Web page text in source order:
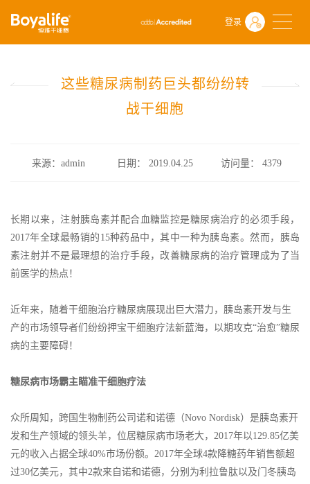
登录
首页 什么是干细胞
行业政策
这些糖尿病制药巨头都纷纷转战干细胞
这些糖尿病制药巨头都纷纷转
战干细胞
来源：admin 日期： 2019.04.25 访问量：4379
长期以来，注射胰岛素并配合血糖监控是糖尿病治疗的必须手段，
2017年全球最畅销的15种药品中，其中一种为胰岛素。然而，胰岛
素注射并不是最理想的治疗手段，改善糖尿病的治疗管理成为了当
前医学的热点！
近年来，随着干细胞治疗糖尿病展现出巨大潜力，胰岛素开发与生
产的市场领导者们纷纷押宝干细胞疗法新蓝海，以期攻克“治愈”糖尿
病的主要障碍！
糖尿病市场霸主瞄准干细胞疗法
众所周知，跨国生物制药公司诺和诺德（Novo Nordisk）是胰岛素开
发和生产领域的领头羊，位居糖尿病市场老大，2017年以129.85亿美
元的收入占据全球40%市场份额。2017年全球4款降糖药年销售额超
过30亿美元，其中2款来自诺和诺德，分别为利拉鲁肽以及门冬胰岛